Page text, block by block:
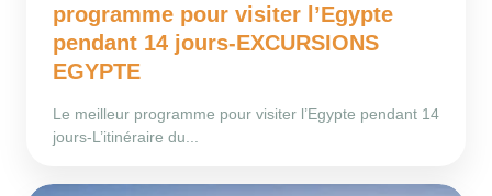
programme pour visiter l’Egypte
pendant 14 jours-EXCURSIONS
EGYPTE
Le meilleur programme pour visiter l’Egypte pendant 14
jours-L’itinéraire du...